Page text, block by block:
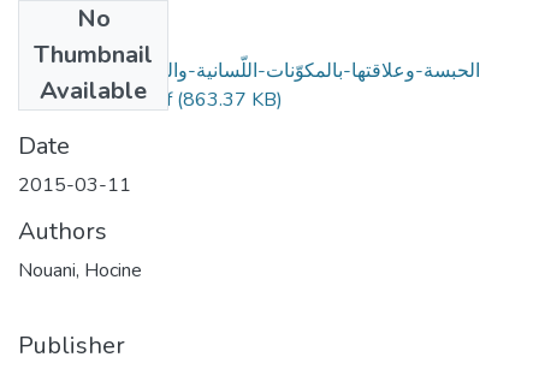
No
Thumbnail
Available
الحبسة-وعلاقتها-بالمكوّنات-اللّسانية-والتواصلية-في-الأداء-
اللّغوي-الشفوي.pdf(863.37 KB)
Date
2015-03-11
Authors
Nouani, Hocine
Publisher